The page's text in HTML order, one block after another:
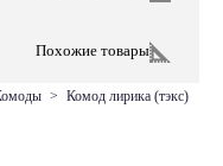
Похожие товары
комоды > комод лирика (тэкс)